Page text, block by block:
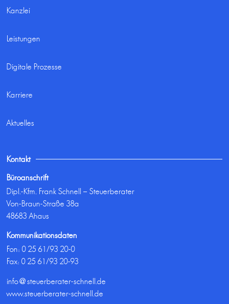
Kanzlei
Leistungen
Digitale Prozesse
Karriere
Aktuelles
Kontakt
Büroanschrift
Dipl.-Kfm. Frank Schnell – Steuerberater
Von-Braun-Straße 38a
48683 Ahaus
Kommunikationsdaten
Fon:0 25 61/93 20-0
Fax: 0 25 61/93 20-93
info@steuerberater-schnell.de
www.steuerberater-schnell.de